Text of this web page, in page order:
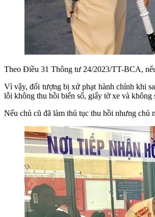
Theo Điều 31 Thông tư 24/2023/TT-BCA,
Vì vậy, đối tượng bị xử phạt hành chính khi
lỗi không thu hồi biển số, giấy tờ xe và
Nếu chủ cũ đã làm thủ tục thu hồi nhưng chủ